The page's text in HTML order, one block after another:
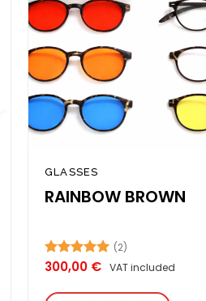
GLASSES
RAINBOW BROWN
Rated5.00
(2)
300,00 € VAT included